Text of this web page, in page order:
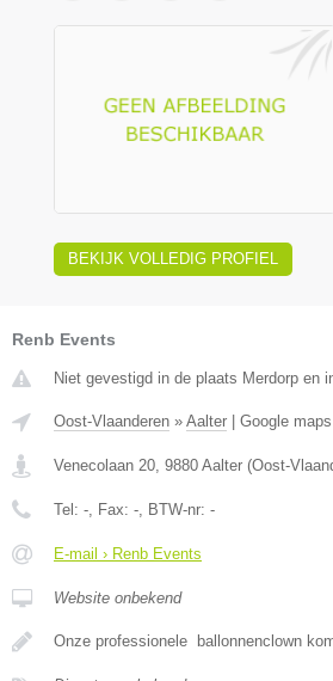
BEKIJK VOLLEDIG PROFIEL
Renb Events
Niet gevestigd in de plaats Merdorp en
Oost-Vlaanderen » Aalter Google maps
Venecolaan 20, 9880 Aalter (Oost-
Tel: -, Fax: -, BTW-nr: -
E-mail › Renb Events
Website onbekend
Onze professionele ballonnenclown